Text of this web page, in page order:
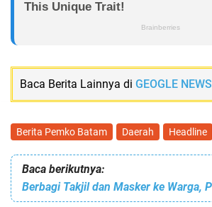
Baca Berita Lainnya di GEOGLE NEWS
Berita Pemko Batam Daerah Headline
Baca berikutnya: